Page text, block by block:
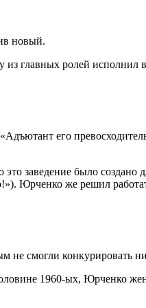
новый.
главных ролей исполнил
его
заведение было создано
Юрченко же решил
смогли конкурировать
1960-ых, Юрченко